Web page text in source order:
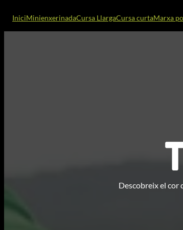
IniciMinienxerinadaCursa LlargaCursa curtaMarxa
Descobreix el cor